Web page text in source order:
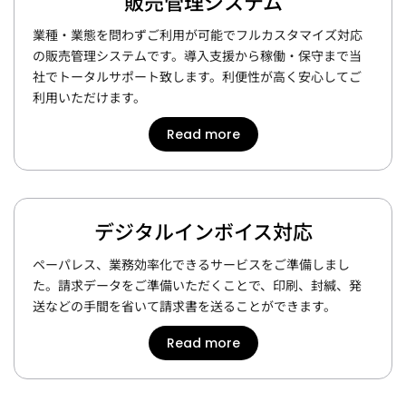
業種・業態を問わずご利用が可能でフルカスタマイズ対応
の販売管理システムです。導入支援から稼働・保守まで当
社でトータルサポート致します。利便性が高く安心してご
利用いただけます。
Read more
デジタルインボイス対応
ペーパレス、業務効率化できるサービスをご準備しまし
た。請求データをご準備いただくことで、印刷、封緘、発
送などの手間を省いて請求書を送ることができます。
Read more